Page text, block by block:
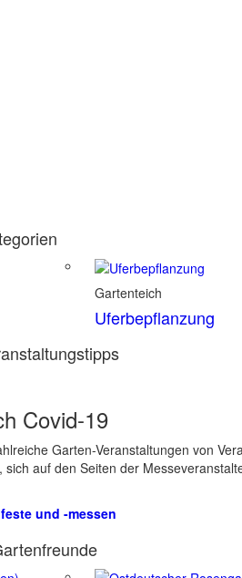
Gartenteich
Uferbepflanzung
Covid-19
Garten-Veranstaltungen von
auf den Seiten der
und -messen